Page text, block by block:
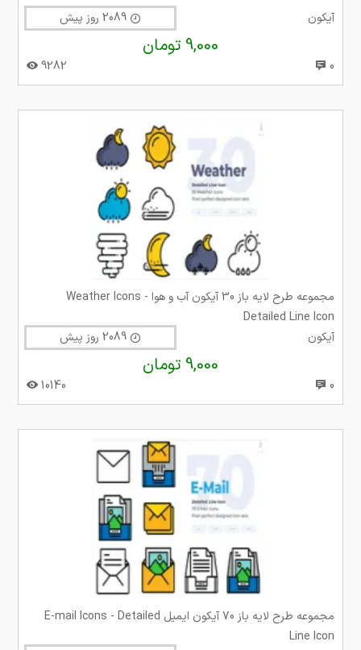
آیکون
9,000 تومان
0
9282
مجموعه طرح لایه باز 30 آیکون آب و هوا Weather Icons -
Detailed Line Icon
آیکون
9,000 تومان
0
10140
مجموعه طرح لایه باز 70 آیکون ایمیل E-mail Icons - Detailed
Line Icon